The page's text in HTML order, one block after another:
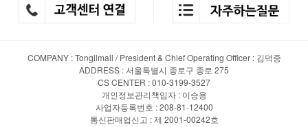
COMPANY : Tongilmall / President & Chief Operating Officer : 김덕중
ADDRESS : 서울특별시 종로구 종로 275
CS CENTER : 010-3199-3527
개인정보관리책임자 : 이승용
사업자등록번호 : 208-81-12400
통신판매업신고 : 제 2001-00242호